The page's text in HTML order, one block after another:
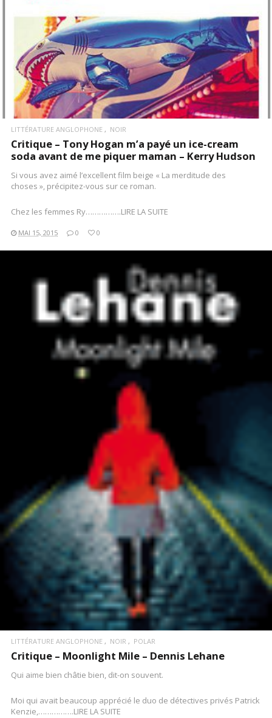
LITTÉRATURE ANGLOPHONE NOIR
Critique – Tony Hogan m’a payé un ice-cream
soda avant de me piquer maman – Kerry Hudson
Si vous avez aimé l’excellent film beige « La merditude des
choses », précipitez-vous sur ce roman.
Chez les femmes Ry…………….LIRE LA SUITE
MAI 15, 2015 0 0
LIRE LA SUITE
LITTÉRATURE ANGLOPHONE NOIR POLAR
Critique – Moonlight Mile – Dennis Lehane
Qui aime bien châtie bien, dit-on souvent.
Moi qui avait beaucoup apprécié le duo de détectives privés Patrick
Kenzie,…………….LIRE LA SUITE